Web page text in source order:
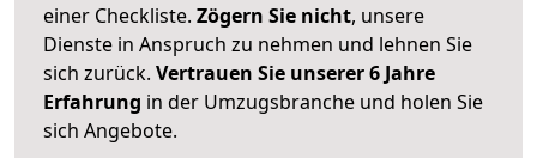
einer Checkliste. Zögern Sie nicht, unsere
Dienste in Anspruch zu nehmen und lehnen Sie
sich zurück. Vertrauen Sie unserer 6 Jahre
Erfahrung in der Umzugsbranche und holen Sie
sich Angebote.